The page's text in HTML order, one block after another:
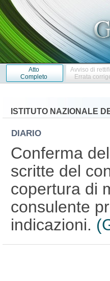
Atto
Completo
Avviso di
Errata
ISTITUTO NAZIONALE
DIARIO
Conferma
scritte del
copertura di
consulente
indicazioni.